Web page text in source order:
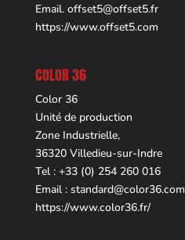
Email. offset5@offset5.fr
https://www.offset5.com
COLOR 36
Color 36
Unité de production
Zone Industrielle,
36320 Villedieu-sur-Indre
Tel : +33 (0) 254 260 016
Email : standard@color36.com
https://www.color36.fr/